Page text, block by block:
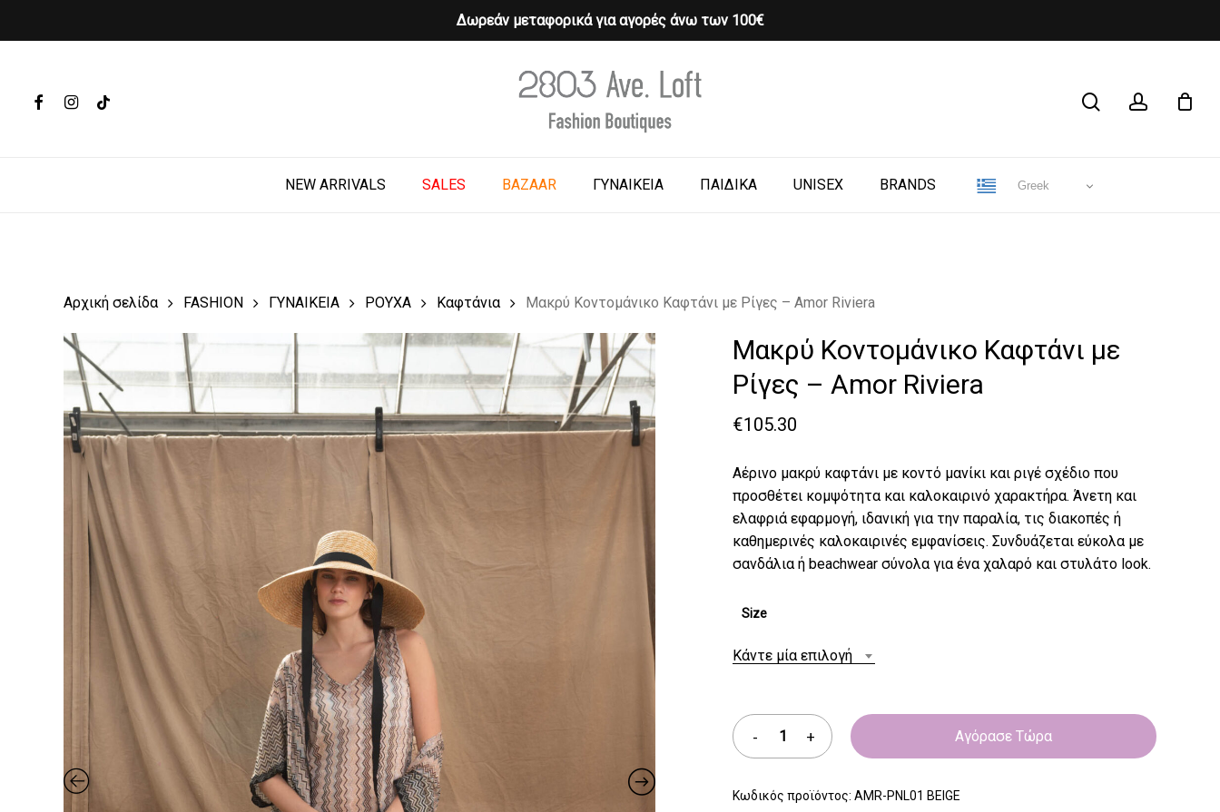
Δωρεάν μεταφορικά για αγορές άνω των 100€
Hit enter to search or ESC to close
FACEBOOKINSTAGRAM
TIKTOK
NEW ARRIVALS SALES BAZAAR ΓΥΝΑΙΚΕΙΑ ΠΑΙΔΙΚΑ UNISEX BRANDS Greek
Cart CLOSE
Αρχική σελίδα FASHION ΓΥΝΑΙΚΕΙΑ ΡΟΥΧΑ Καφτάνια Μακρύ Κοντομάνικο Καφτάνι με Ρίγες – Amor Riviera
Μακρύ Κοντομάνικο Καφτάνι με
Ρίγες – Amor Riviera
€105.30
Αέρινο μακρύ καφτάνι με κοντό μανίκι και ριγέ σχέδιο που
προσθέτει κομψότητα και καλοκαιρινό χαρακτήρα. Άνετη και
ελαφριά εφαρμογή, ιδανική για την παραλία, τις διακοπές ή
καθημερινές καλοκαιρινές εμφανίσεις. Συνδυάζεται εύκολα με
σανδάλια ή beachwear σύνολα για ένα χαλαρό και στυλάτο look.
Size
Κάντε μία επιλογή
Αγόρασε Τώρα
Κωδικός προϊόντος:AMR-PNL01 BEIGE